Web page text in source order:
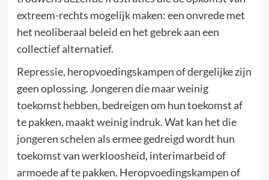
extreem-rechts mogelijk maken: een onvrede met
het neoliberaal beleid en het gebrek aan een
collectief alternatief.
Repressie, heropvoedingskampen of dergelijke zijn
geen oplossing. Jongeren die maar weinig
toekomst hebben, bedreigen om hun toekomst af
te pakken, maakt weinig indruk. Wat kan het die
jongeren schelen als ermee gedreigd wordt hun
toekomst van werkloosheid, interimarbeid of
armoede af te pakken. Heropvoedingskampen of